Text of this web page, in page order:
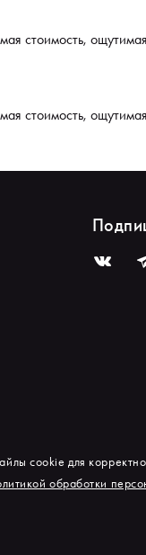
стоимость,
стоимость,
cookie для
обработки